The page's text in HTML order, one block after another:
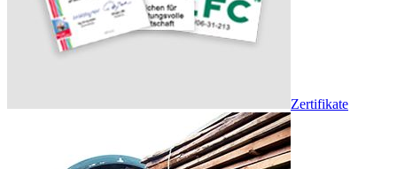
Zertifikate